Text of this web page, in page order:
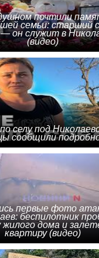
почтили
семьи: старший
он служит в
(видео)
селу под
сообщили
первые фото
беспилотник
дома и
квартиру (видео)